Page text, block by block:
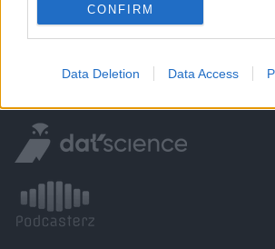
CONFIRM
Data Deletion Data Access
Így használhatod a tartalmainkat